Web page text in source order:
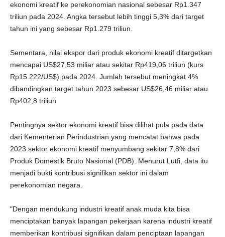
ekonomi kreatif ke perekonomian nasional sebesar Rp1.347
triliun pada 2024. Angka tersebut lebih tinggi 5,3% dari target
tahun ini yang sebesar Rp1.279 triliun.
Sementara, nilai ekspor dari produk ekonomi kreatif ditargetkan
mencapai US$27,53 miliar atau sekitar Rp419,06 triliun (kurs
Rp15.222/US$) pada 2024. Jumlah tersebut meningkat 4%
dibandingkan target tahun 2023 sebesar US$26,46 miliar atau
Rp402,8 triliun
Pentingnya sektor ekonomi kreatif bisa dilihat pula pada data
dari Kementerian Perindustrian yang mencatat bahwa pada
2023 sektor ekonomi kreatif menyumbang sekitar 7,8% dari
Produk Domestik Bruto Nasional (PDB). Menurut Lutfi, data itu
menjadi bukti kontribusi signifikan sektor ini dalam
perekonomian negara.
"Dengan mendukung industri kreatif anak muda kita bisa
menciptakan banyak lapangan pekerjaan karena industri kreatif
memberikan kontribusi signifikan dalam penciptaan lapangan